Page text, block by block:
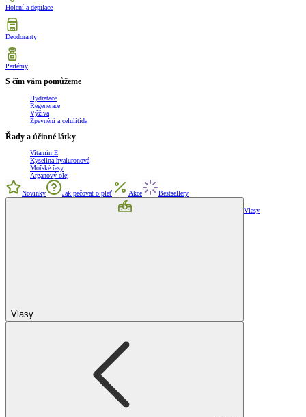
Holení a depilace
Deodoranty
Parfémy
S čím vám pomůžeme
Hydratace
Regenerace
Výživa
Zpevnění a celulitida
Řady a účinné látky
Vitamín E
Kyselina hyaluronová
Mořské řasy
Arganový olej
Novinky Jak pečovat o pleť Akce Bestsellery
Vlasy
Vlasy